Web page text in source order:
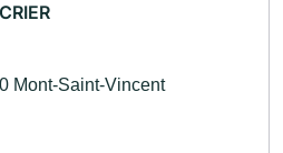
Mont-Saint-Vincent